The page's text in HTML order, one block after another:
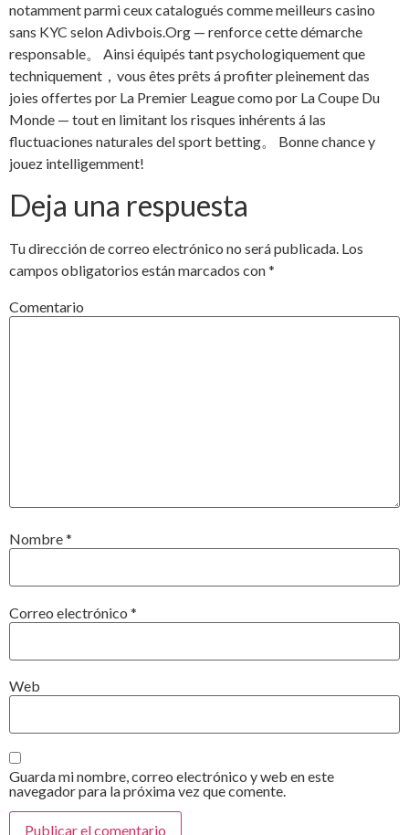
notamment parmi ceux catalogués comme meilleurs casino
sans KYC selon Adivbois.Org — renforce cette démarche
responsable。 Ainsi équipés tant psychologiquement que
techniquement，vous êtes prêts á profiter pleinement das
joies offertes por La Premier League como por La Coupe Du
Monde — tout en limitant los risques inhérents á las
fluctuaciones naturales del sport betting。 Bonne chance y
jouez intelligemment!
Deja una respuesta
Tu dirección de correo electrónico no será publicada. Los
campos obligatorios están marcados con*
Comentario
Nombre*
Correo electrónico *
Web
Guarda mi nombre, correo electrónico y web en este
navegador para la próxima vez que comente.